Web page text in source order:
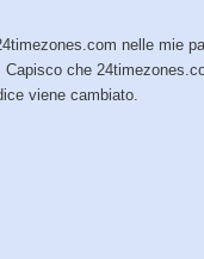
nelle mie
che
viene cambiato.